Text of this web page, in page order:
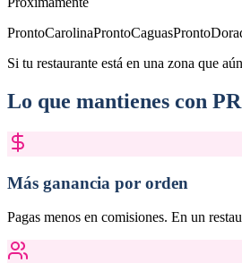
ProntoCarolinaProntoCaguasPronto
Si tu restaurante está en una zona que
Lo que mantienes con
Más ganancia por orden
Pagas menos en comisiones. En un